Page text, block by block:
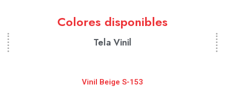
Colores disponibles
Tela Vinil
Vinil Beige S-153